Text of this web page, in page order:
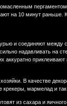
на 10 минут
и соединяют между
надавливать на
приклеивают
В качестве
мармелад и так
из сахара и